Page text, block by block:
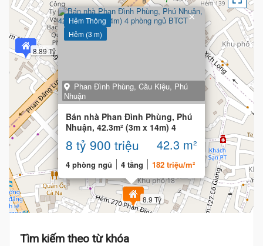
8.9 Tỷ
8.89 Tỷ
Hẻm Thông
Hẻm (3 m)
Phan Đình Phùng, Cầu Kiệu, Phú
Nhuận
Bán nhà Phan Đình Phùng, Phú
Nhuận, 42.3m² (3m x 14m) 4
phòng ngủ BTCT
8 tỷ 900 triệu 42.3 m²
4 phòng ngủ 4 tầng 182 triệu/m²
×
Tìm kiếm theo từ khóa